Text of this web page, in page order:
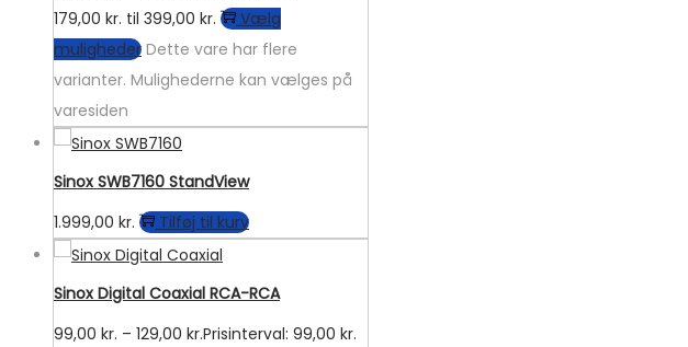
179,00 kr. til 399,00 kr.
Vælg
muligheder Dette vare har flere
varianter. Mulighederne kan vælges på
varesiden
Sinox SWB7160 StandView
1.999,00 kr. Tilføj til kurv
Sinox Digital Coaxial RCA-RCA
99,00 kr. – 129,00 kr.Prisinterval: 99,00 kr.